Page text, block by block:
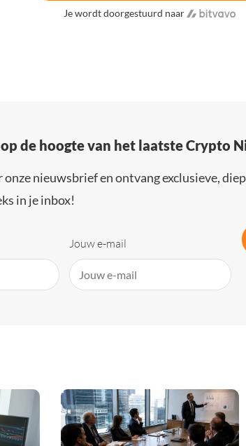
Je wordt doorgestuurd naar
de hoogte van het laatste Crypto
onze nieuwsbrief en ontvang exclusieve,
in je inbox!
Jouw e-mail